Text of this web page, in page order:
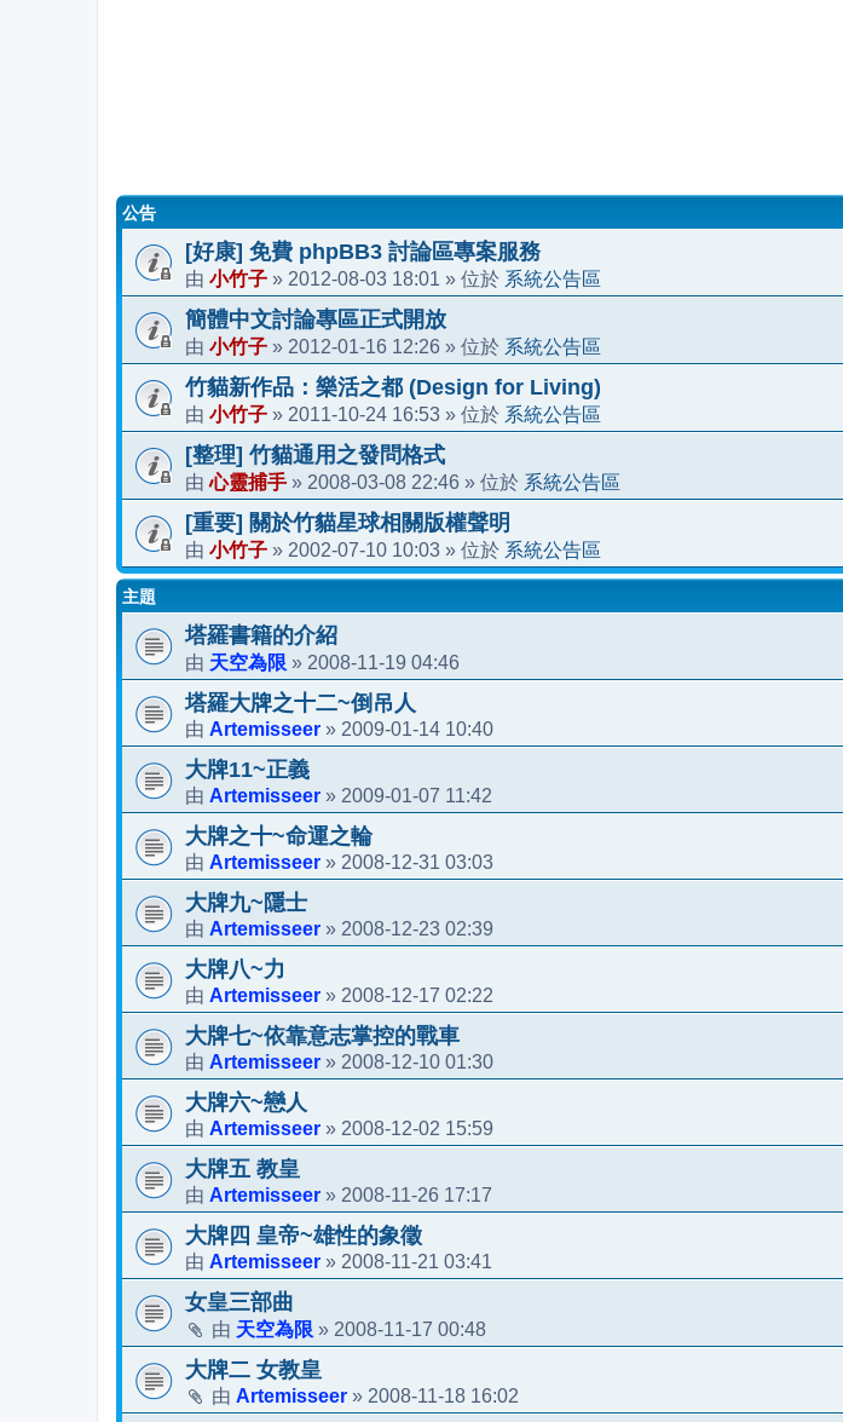
公告
[好康] 免費 phpBB3 討論區專案服務
由 小竹子 » 2012-08-03 18:01 » 位於 系統公告區
簡體中文討論專區正式開放
由 小竹子 » 2012-01-16 12:26 » 位於 系統公告區
竹貓新作品：樂活之都 (Design for Living)
由 小竹子 » 2011-10-24 16:53 » 位於 系統公告區
[整理] 竹貓通用之發問格式
由心靈捕手 » 2008-03-08 22:46 » 位於 系統公告區
[重要] 關於竹貓星球相關版權聲明
由 小竹子 » 2002-07-10 10:03 » 位於 系統公告區
主題
塔羅書籍的介紹
由 天空為限 » 2008-11-19 04:46
塔羅大牌之十二~倒吊人
由 Artemisseer » 2009-01-14 10:40
大牌11~正義
由 Artemisseer » 2009-01-07 11:42
大牌之十~命運之輪
由 Artemisseer » 2008-12-31 03:03
大牌九~隱士
由 Artemisseer » 2008-12-23 02:39
大牌八~力
由 Artemisseer » 2008-12-17 02:22
大牌七~依靠意志掌控的戰車
由 Artemisseer » 2008-12-10 01:30
大牌六~戀人
由 Artemisseer » 2008-12-02 15:59
大牌五 教皇
由 Artemisseer » 2008-11-26 17:17
大牌四 皇帝~雄性的象徵
由 Artemisseer » 2008-11-21 03:41
女皇三部曲
由 天空為限 » 2008-11-17 00:48
大牌二 女教皇
由 Artemisseer » 2008-11-18 16:02